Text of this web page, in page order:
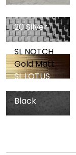
SL RATTAN
20 Silver
SL NOTCH
Gold Matt
SL LOTUS
CLASSY
Black